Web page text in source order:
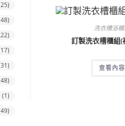
洗衣槽浴
訂製洗衣槽櫃組(
查看內容
(1)